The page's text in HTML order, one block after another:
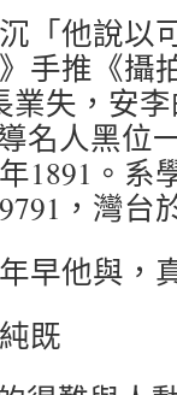
「他說以
手推《攝
業失，安
名人黑位
1891。系
，灣台
早他與，
既